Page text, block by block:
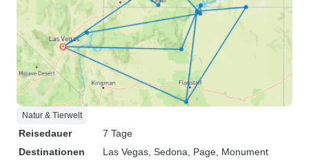
Natur & Tierwelt
Reisedauer
7 Tage
Destinationen
Las Vegas , Sedona , Page , Monument